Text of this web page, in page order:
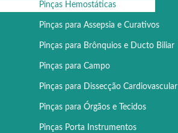
Pinças Hemostáticas
Pinças para Assepsia e Curativos
Pinças para Brônquios e Ducto Biliar
Pinças para Campo
Pinças para Dissecção Cardiovascular
Pinças para Órgãos e Tecidos
Pinças Porta Instrumentos